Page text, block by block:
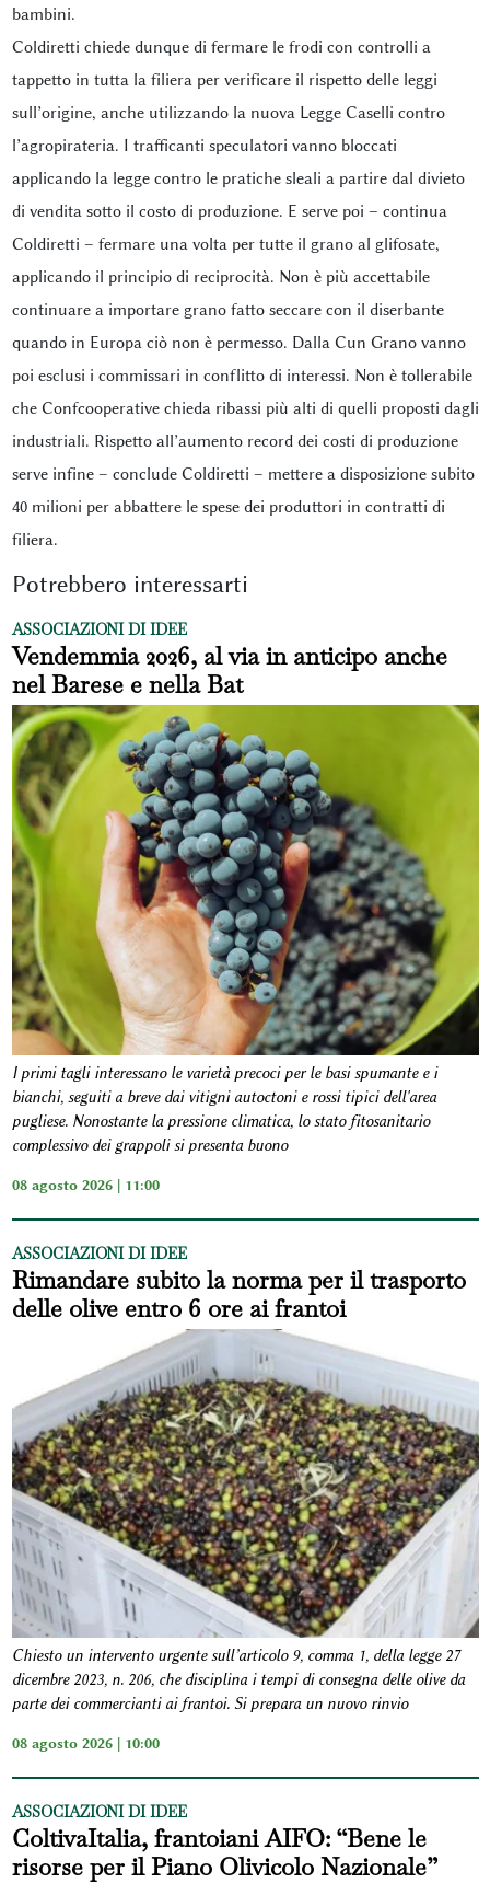
bambini.
Coldiretti chiede dunque di fermare le frodi con controlli a
tappetto in tutta la filiera per verificare il rispetto delle leggi
sull’origine, anche utilizzando la nuova Legge Caselli contro
l’agropirateria. I trafficanti speculatori vanno bloccati
applicando la legge contro le pratiche sleali a partire dal divieto
di vendita sotto il costo di produzione. E serve poi – continua
Coldiretti – fermare una volta per tutte il grano al glifosate,
applicando il principio di reciprocità. Non è più accettabile
continuare a importare grano fatto seccare con il diserbante
quando in Europa ciò non è permesso. Dalla Cun Grano vanno
poi esclusi i commissari in conflitto di interessi. Non è tollerabile
che Confcooperative chieda ribassi più alti di quelli proposti dagli
industriali. Rispetto all’aumento record dei costi di produzione
serve infine – conclude Coldiretti – mettere a disposizione subito
40 milioni per abbattere le spese dei produttori in contratti di
filiera.
Potrebbero interessarti
ASSOCIAZIONI DI IDEE
Vendemmia 2026, al via in anticipo anche
nel Barese e nella Bat
I primi tagli interessano le varietà precoci per le basi spumante e i
bianchi, seguiti a breve dai vitigni autoctoni e rossi tipici dell'area
pugliese. Nonostante la pressione climatica, lo stato fitosanitario
complessivo dei grappoli si presenta buono
08 agosto 2026 | 11:00
ASSOCIAZIONI DI IDEE
Rimandare subito la norma per il trasporto
delle olive entro 6 ore ai frantoi
Chiesto un intervento urgente sull’articolo 9, comma 1, della legge 27
dicembre 2023, n. 206, che disciplina i tempi di consegna delle olive da
parte dei commercianti ai frantoi. Si prepara un nuovo rinvio
08 agosto 2026 | 10:00
ASSOCIAZIONI DI IDEE
ColtivaItalia, frantoiani AIFO: “Bene le
risorse per il Piano Olivicolo Nazionale”